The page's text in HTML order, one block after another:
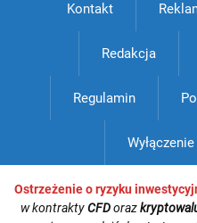
Kontakt
Redakcja
Regulamin
Ostrzeżenie o ryzyku
w kontraktyCFDoraz